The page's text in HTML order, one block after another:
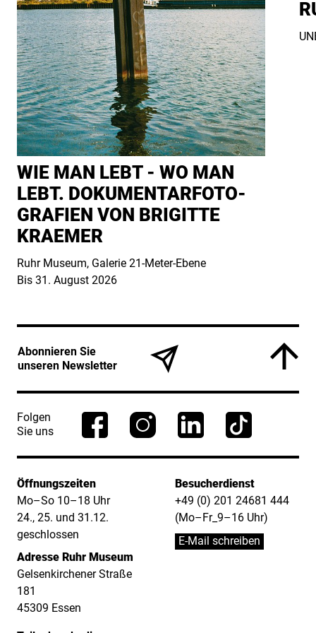
WIE MAN LEBT - WO MAN
LEBT. DO­KU­MEN­TAR­FO­TO­
GRA­FI­EN VON BRIGITTE
KRAEMER
Ruhr Museum, Galerie 21-Meter-Ebene
Bis 31. August 2026
Abonnieren Sie
unseren Newsletter
Folgen
Sie uns
Öffnungszeiten
Mo–So 10–18 Uhr
24., 25. und 31.12.
geschlossen
Adresse Ruhr Museum
Gelsenkirchener Straße
181
45309 Essen
Besucherdienst
+49 (0) 201 24681 444
(Mo–Fr_9–16 Uhr)
E-Mail schreiben